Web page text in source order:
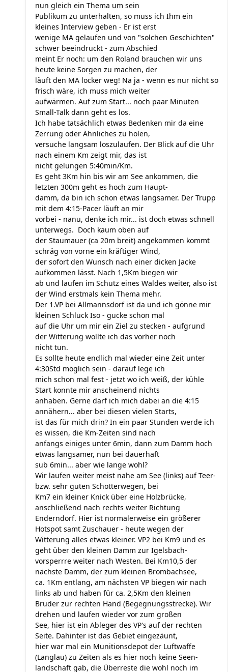
nun gleich ein Thema um sein
Publikum zu unterhalten, so muss ich Ihm ein
kleines Interview geben - Er ist erst
wenige MA gelaufen und von "solchen Geschichten"
schwer beeindruckt - zum Abschied
meint Er noch: um den Roland brauchen wir uns
heute keine Sorgen zu machen, der
läuft den MA locker weg! Na ja - wenn es nur nicht so
frisch wäre, ich muss mich weiter
aufwärmen. Auf zum Start... noch paar Minuten
Small-Talk dann geht es los.
Ich habe tatsächlich etwas Bedenken mir da eine
Zerrung oder Ähnliches zu holen,
versuche langsam loszulaufen. Der Blick auf die Uhr
nach einem Km zeigt mir, das ist
nicht gelungen 5:40min/Km.
Es geht 3Km hin bis wir am See ankommen, die
letzten 300m geht es hoch zum Haupt-
damm, da bin ich schon etwas langsamer. Der Trupp
mit dem 4:15-Pacer läuft an mir
vorbei - nanu, denke ich mir... ist doch etwas schnell
unterwegs. Doch kaum oben auf
der Staumauer (ca 20m breit) angekommen kommt
schräg von vorne ein kräftiger Wind,
der sofort den Wunsch nach einer dicken Jacke
aufkommen lässt. Nach 1,5Km biegen wir
ab und laufen im Schutz eines Waldes weiter, also ist
der Wind erstmals kein Thema mehr.
Der 1.VP bei Allmannsdorf ist da und ich gönne mir
kleinen Schluck Iso - gucke schon mal
auf die Uhr um mir ein Ziel zu stecken - aufgrund
der Witterung wollte ich das vorher noch
nicht tun.
Es sollte heute endlich mal wieder eine Zeit unter
4:30Std möglich sein - darauf lege ich
mich schon mal fest - jetzt wo ich weiß, der kühle
Start konnte mir anscheinend nichts
anhaben. Gerne darf ich mich dabei an die 4:15
annähern... aber bei diesen vielen Starts,
ist das für mich drin? In ein paar Stunden werde ich
es wissen, die Km-Zeiten sind nach
anfangs einiges unter 6min, dann zum Damm hoch
etwas langsamer, nun bei dauerhaft
sub 6min... aber wie lange wohl?
Wir laufen weiter meist nahe am See (links) auf Teer-
bzw. sehr guten Schotterwegen, bei
Km7 ein kleiner Knick über eine Holzbrücke,
anschließend nach rechts weiter Richtung
Enderndorf. Hier ist normalerweise ein größerer
Hotspot samt Zuschauer - heute wegen der
Witterung alles etwas kleiner. VP2 bei Km9 und es
geht über den kleinen Damm zur Igelsbach-
vorsperrre weiter nach Westen. Bei Km10,5 der
nächste Damm, der zum kleinen Brombachsee,
ca. 1Km entlang, am nächsten VP biegen wir nach
links ab und haben für ca. 2,5Km den kleinen
Bruder zur rechten Hand (Begegnungsstrecke). Wir
drehen und laufen wieder vor zum großen
See, hier ist ein Ableger des VP's auf der rechten
Seite. Dahinter ist das Gebiet eingezäunt,
hier war mal ein Munitionsdepot der Luftwaffe
(Langlau) zu Zeiten als es hier noch keine Seen-
landschaft gab, die Überreste die wohl noch im